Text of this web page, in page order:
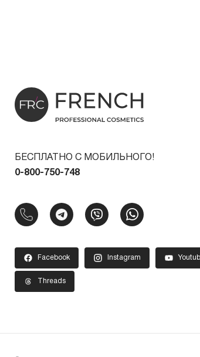
БЕСПЛАТНО С МОБИЛЬНОГО!
0-800-750-748
Facebook Instagram
Threads